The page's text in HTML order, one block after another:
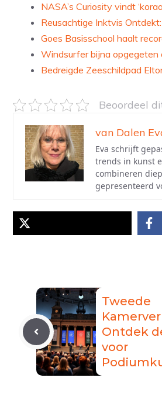
NASA’s Curiosity vindt
Reusachtige Inktvis
Goes Basisschool haalt
Windsurfer bijna opgegeten
Bedreigde Zeeschildpad
Beoordeel
van Dalen
Eva schrijft
trends in kunst
combineren
gepresenteerd
Tweede
Ontdek
voor